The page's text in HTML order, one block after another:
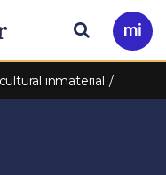
Ir
a
Buscar
inmaterial